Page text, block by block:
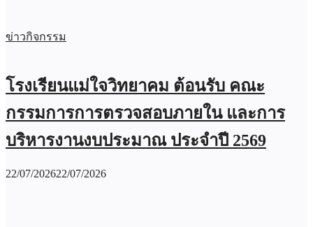
ข่าวกิจกรรม
โรงเรียนแม่ใจวิทยาคม ต้อนรับ คณะ
กรรมการการตรวจสอบภายใน และการ
บริหารงานงบประมาณ ประจำปี 2569
22/07/202622/07/2026